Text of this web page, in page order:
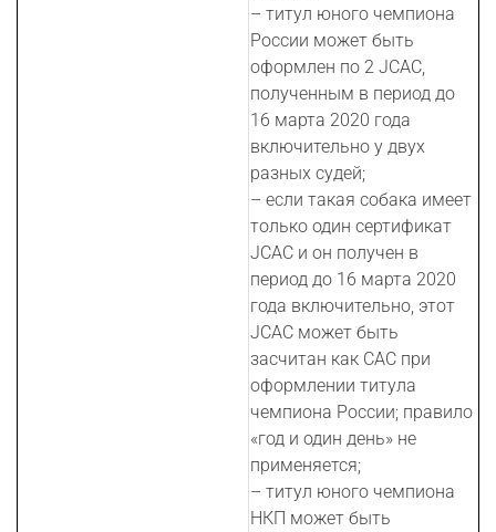
– титул юного чемпиона
России может быть
оформлен по 2 JCAC,
полученным в период до
16 марта 2020 года
включительно у двух
разных судей;
– если такая собака имеет
только один сертификат
JCAC и он получен в
период до 16 марта 2020
года включительно, этот
JCAC может быть
засчитан как CAC при
оформлении титула
чемпиона России; правило
«год и один день» не
применяется;
– титул юного чемпиона
НКП может быть